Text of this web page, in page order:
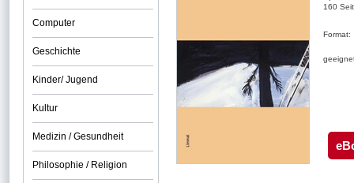
160
Format:
Computer
Geschichte
Kinder/ Jugend
Kultur
Medizin / Gesundheit
Philosophie / Religion